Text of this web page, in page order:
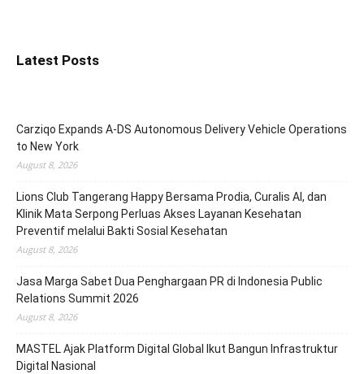
Latest Posts
Carziqo Expands A-DS Autonomous Delivery Vehicle Operations
to New York
August 8, 2026
Lions Club Tangerang Happy Bersama Prodia, Curalis AI, dan
Klinik Mata Serpong Perluas Akses Layanan Kesehatan
Preventif melalui Bakti Sosial Kesehatan
August 8, 2026
Jasa Marga Sabet Dua Penghargaan PR di Indonesia Public
Relations Summit 2026
August 8, 2026
MASTEL Ajak Platform Digital Global Ikut Bangun Infrastruktur
Digital Nasional